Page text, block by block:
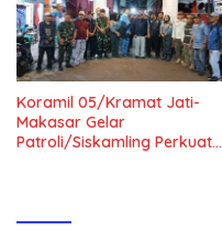
Koramil 05/Kramat Jati-
Makasar Gelar
Patroli/Siskamling Perkuat